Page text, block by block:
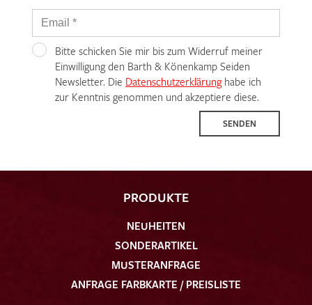
Bitte schicken Sie mir bis zum Widerruf meiner
Einwilligung den Barth & Könenkamp Seiden
Newsletter. Die Datenschutzerklärunghabe ich
zur Kenntnis genommen und akzeptiere diese.
SENDEN
PRODUKTE
NEUHEITEN
SONDERARTIKEL
MUSTERANFRAGE
ANFRAGE FARBKARTE / PREISLISTE